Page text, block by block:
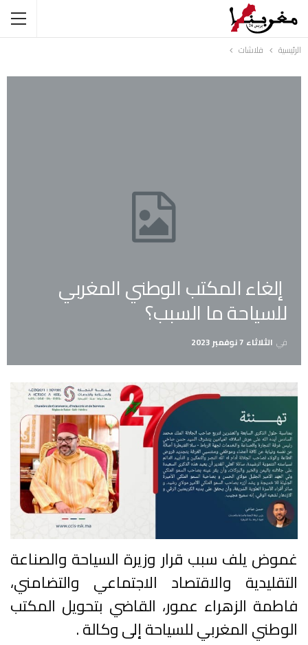
الرئيسية فلاشات
إلغاء المكتب الوطني المغربي
للسياحة ما السبب؟
في الثلاثاء 7 نوفمبر 2023
غموض يلف سبب قرار وزيرة السياحة والصناعة
التقليدية والاقتصاد الاجتماعي والتضامني،
فاطمة الزهراء عمور، القاضي بتحويل المكتب
الوطني المغربي للسياحة إلى وكالة .